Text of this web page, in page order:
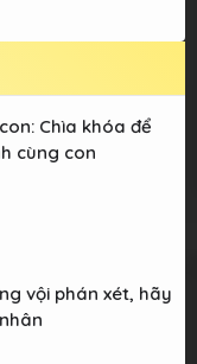
Chìa khóa để
cùng con
vội phán xét, hãy